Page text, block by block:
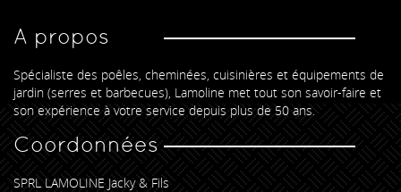
A propos
Spécialiste des poêles, cheminées, cuisinières et équipements de
jardin (serres et barbecues), Lamoline met tout son savoir-faire et
son expérience à votre service depuis plus de 50 ans.
Coordonnées
SPRL LAMOLINE Jacky & Fils